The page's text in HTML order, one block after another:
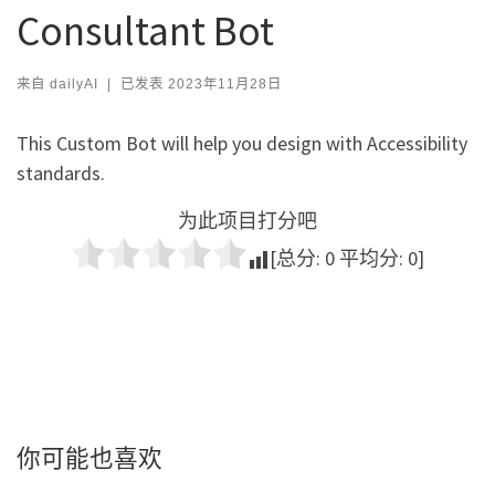
Consultant Bot
来自 dailyAI | 已发表 2023年11月28日
This Custom Bot will help you design with Accessibility
standards.
为此项目打分吧
[总分: 0 平均分: 0]
你可能也喜欢